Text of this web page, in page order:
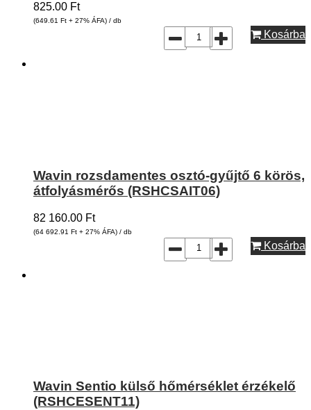
825.00 Ft
(649.61 Ft + 27% ÁFA) / db
Kosárba
Wavin rozsdamentes osztó-gyűjtő 6 körös,
átfolyásmérős (RSHCSAIT06)
82 160.00 Ft
(64 692.91 Ft + 27% ÁFA) / db
Kosárba
Wavin Sentio külső hőmérséklet érzékelő
(RSHCESENT11)